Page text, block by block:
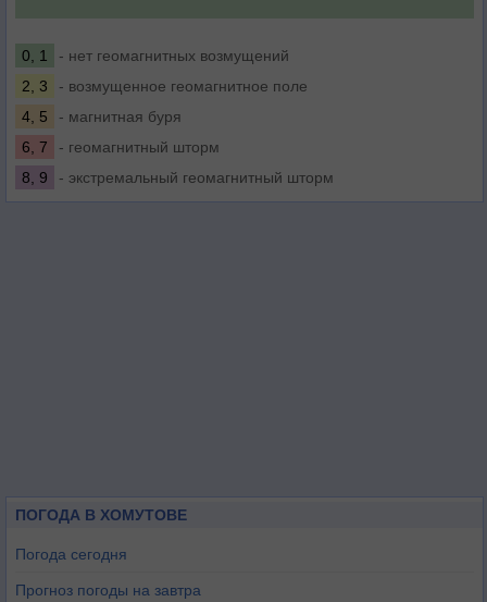
0, 1
- нет геомагнитных возмущений
2, 3
- возмущенное геомагнитное поле
4, 5
- магнитная буря
6, 7
- геомагнитный шторм
8, 9
- экстремальный геомагнитный шторм
ПОГОДА В ХОМУТОВЕ
Погода сегодня
Прогноз погоды на завтра